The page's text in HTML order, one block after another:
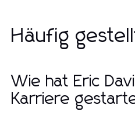
Häufig
Wie hat Eric
Karriere